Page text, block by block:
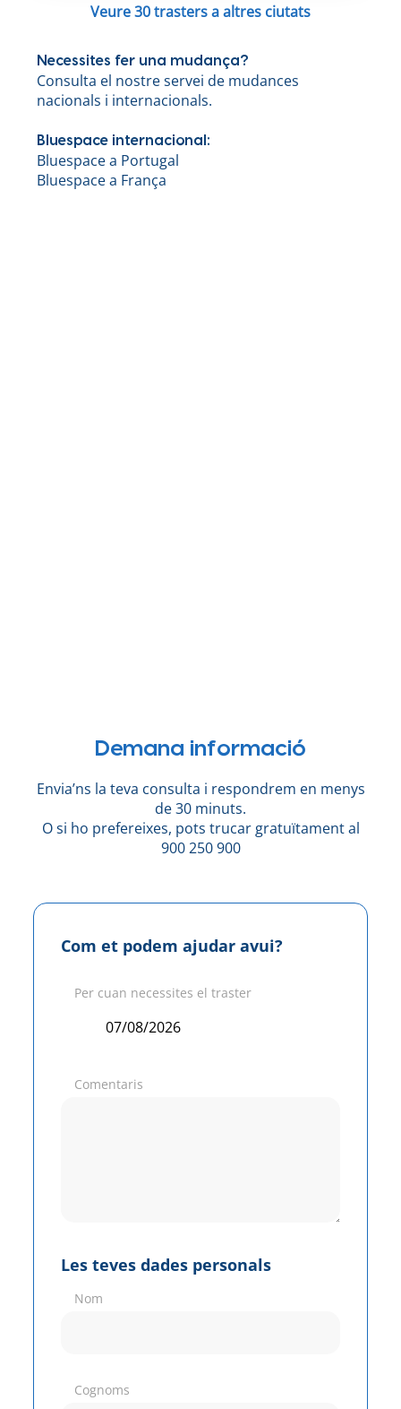
Veure 30 trasters a altres ciutats
Necessites fer una mudança?
Consulta el nostre servei de mudances
nacionals i internacionals.
Bluespace internacional:
Bluespace a Portugal
Bluespace a França
Demana informació
Envia’ns la teva consulta i respondrem en menys
de 30 minuts.
O si ho prefereixes, pots trucar gratuïtament al
900 250 900
Com et podem ajudar avui?
Per cuan necessites el traster
Comentaris
Les teves dades personals
Nom
Cognoms